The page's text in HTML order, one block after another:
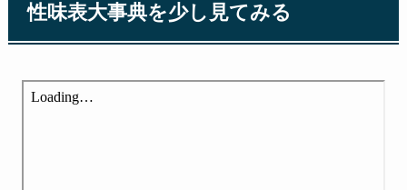
性味表大事典を少し見てみる